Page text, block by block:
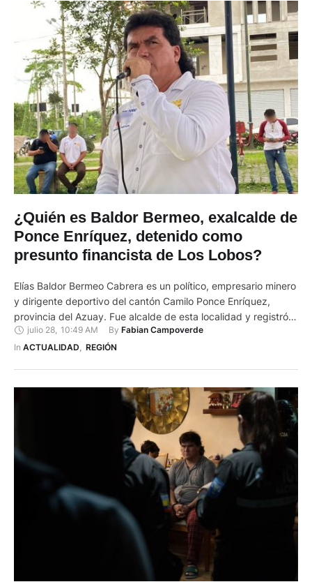
¿Quién es Baldor Bermeo, exalcalde de
Ponce Enríquez, detenido como
presunto financista de Los Lobos?
Elías Baldor Bermeo Cabrera es un político, empresario minero
y dirigente deportivo del cantón Camilo Ponce Enríquez,
provincia del Azuay. Fue alcalde de esta localidad y registró
su nombre como precandidato a las elecciones seccionales
de noviembre de 2026 en busca de la reelección. Bermeo fue
julio 28 10:49 AM By Fabian Campoverde
In ACTUALIDAD, REGIÓN